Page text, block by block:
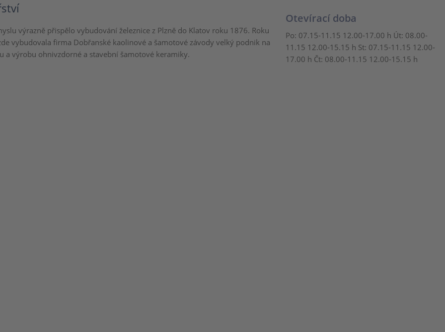
výrazně přispělo vybudování železnice z Plzně do Klatov roku 1876. Roku
vybudovala firma Dobřanské kaolinové a šamotové závody velký podnik na
a výrobu ohnivzdorné a stavební šamotové keramiky.
Otevírací doba
Po: 07.15-11.15 12.00-17.00 h Út: 08.00-
11.15 12.00-15.15 h St: 07.15-11.15 12.00-
17.00 h Čt: 08.00-11.15 12.00-15.15 h